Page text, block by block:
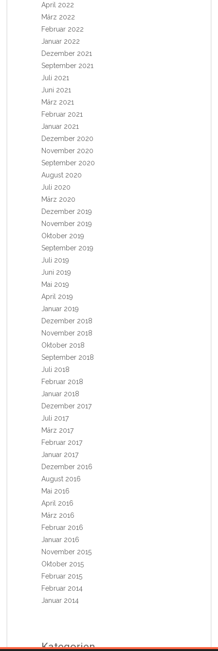
April 2022
März 2022
Februar 2022
Januar 2022
Dezember 2021
September 2021
Juli 2021
Juni 2021
März 2021
Februar 2021
Januar 2021
Dezember 2020
November 2020
September 2020
August 2020
Juli 2020
März 2020
Dezember 2019
November 2019
Oktober 2019
September 2019
Juli 2019
Juni 2019
Mai 2019
April 2019
Januar 2019
Dezember 2018
November 2018
Oktober 2018
September 2018
Juli 2018
Februar 2018
Januar 2018
Dezember 2017
Juli 2017
März 2017
Februar 2017
Januar 2017
Dezember 2016
August 2016
Mai 2016
April 2016
März 2016
Februar 2016
Januar 2016
November 2015
Oktober 2015
Februar 2015
Februar 2014
Januar 2014
Kategorien